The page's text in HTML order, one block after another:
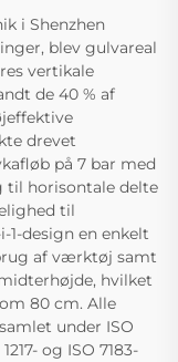
i Shenzhen
blev gulvareal
vertikale
de 40 % af
drevet
på 7 bar med
til horisontale delte
til
1-design en enkelt
af værktøj samt
hvilket
80 cm. Alle
under ISO
og ISO 7183-